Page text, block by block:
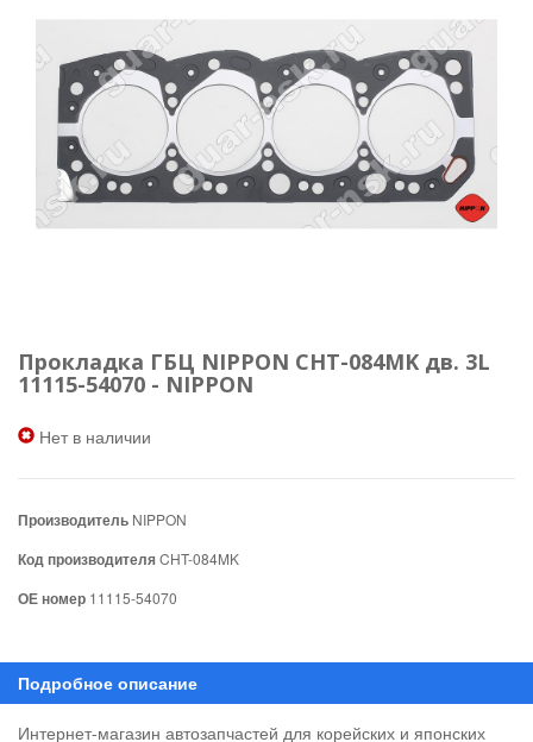
Прокладка ГБЦ NIPPON CHT-084MK дв. 3L
11115-54070 - NIPPON
Нет в наличии
Производитель NIPPON
Код производителяCHT-084MK
ОЕ номер 11115-54070
Интернет-магазин автозапчастей для корейских и японских